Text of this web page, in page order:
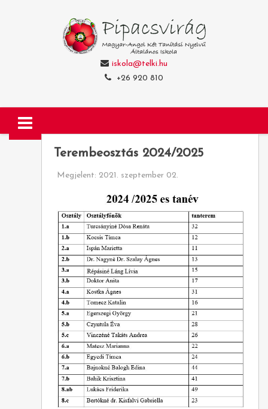
iskola@telki.hu
+26 920 810
Terembeosztás 2024/2025
Megjelent: 2021. szeptember 02.